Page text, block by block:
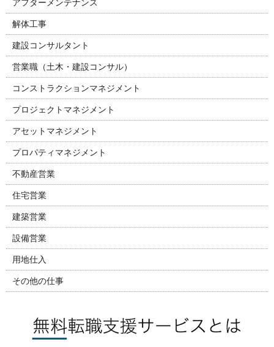
アフターメンテナンス
解体工事
建設コンサルタント
営業職（土木・建設コンサル）
コンストラクションマネジメント
プロジェクトマネジメント
アセットマネジメント
プロパティマネジメント
不動産営業
住宅営業
建築営業
設備営業
用地仕入
その他の仕事